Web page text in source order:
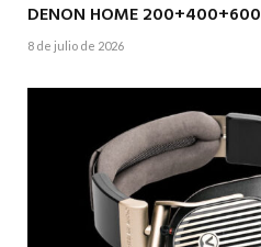
DENON HOME 200+400+600
8 de julio de 2026